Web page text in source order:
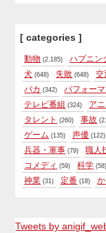
[ categories ]
動物 (2,185) ハプニン
犬 (648) 失敗 (648) 交
バカ (342) パフォー
テレビ番組 (324) ア
タレント (260) 事故
ゲーム (135) 声優 (122)
兵器・軍事 (79) 職人
コメディ (59) 科学 (58)
神業 (31) 定番 (18)
Tweets by